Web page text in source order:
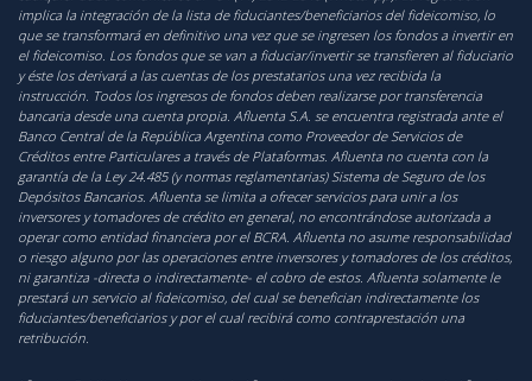
implica la integración de la lista de fiduciantes/beneficiarios del fideicomiso, lo
que se transformará en definitivo una vez que se ingresen los fondos a invertir en
el fideicomiso. Los fondos que se van a fiduciar/invertir se transfieren al fiduciario
y éste los derivará a las cuentas de los prestatarios una vez recibida la
instrucción. Todos los ingresos de fondos deben realizarse por transferencia
bancaria desde una cuenta propia. Afluenta S.A. se encuentra registrada ante el
Banco Central de la República Argentina como Proveedor de Servicios de
Créditos entre Particulares a través de Plataformas. Afluenta no cuenta con la
garantía de la Ley 24.485 (y normas reglamentarias) Sistema de Seguro de los
Depósitos Bancarios. Afluenta se limita a ofrecer servicios para unir a los
inversores y tomadores de crédito en general, no encontrándose autorizada a
operar como entidad financiera por el BCRA. Afluenta no asume responsabilidad
o riesgo alguno por las operaciones entre inversores y tomadores de los créditos,
ni garantiza -directa o indirectamente- el cobro de estos. Afluenta solamente le
prestará un servicio al fideicomiso, del cual se benefician indirectamente los
fiduciantes/beneficiarios y por el cual recibirá como contraprestación una
retribución.